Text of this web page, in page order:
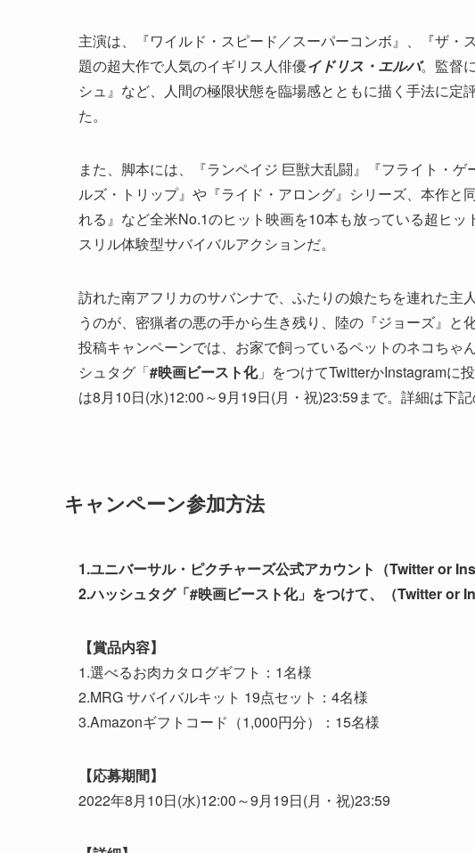
主演は、『ワイルド・スピード／スーパーコンボ』、『ザ・
題の超大作で人気のイギリス人俳優イドリス・エルバ。監督
シュ』など、人間の極限状態を臨場感とともに描く手法に定
た。
また、脚本には、『ランペイジ 巨獣大乱闘』『フライト・ゲ
ルズ・トリップ』や『ライド・アロング』シリーズ、本作
れる』など全米No.1のヒット映画を10本も放っている超ヒッ
スリル体験型サバイバルアクションだ。
訪れた南アフリカのサバンナで、ふたりの娘たちを連れた主
うのが、密猟者の悪の手から生き残り、陸の『ジョーズ』
投稿キャンペーンでは、お家で飼っているペットのネコちゃ
シュタグ「#映画ビースト化」をつけてTwitterかInstagramに
は8月10日(水)12:00～9月19日(月・祝)23:59まで。詳細は下記
キャンペーン参加方法
1.ユニバーサル・ピクチャーズ公式アカウント（Twitter or
2.ハッシュタグ「#映画ビースト化」をつけて、（Twitter or
【賞品内容】
1.選べるお肉カタログギフト：1名様
2.MRG サバイバルキット 19点セット：4名様
3.Amazonギフトコード（1,000円分）：15名様
【応募期間】
2022年8月10日(水)12:00～9月19日(月・祝)23:59